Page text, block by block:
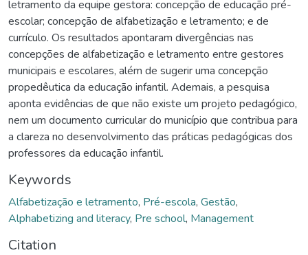
letramento da equipe gestora: concepção de educação pré-
escolar; concepção de alfabetização e letramento; e de
currículo. Os resultados apontaram divergências nas
concepções de alfabetização e letramento entre gestores
municipais e escolares, além de sugerir uma concepção
propedêutica da educação infantil. Ademais, a pesquisa
aponta evidências de que não existe um projeto pedagógico,
nem um documento curricular do município que contribua para
a clareza no desenvolvimento das práticas pedagógicas dos
professores da educação infantil.
Keywords
Alfabetização e letramento, Pré-escola, Gestão,
Alphabetizing and literacy, Pre school, Management
Citation